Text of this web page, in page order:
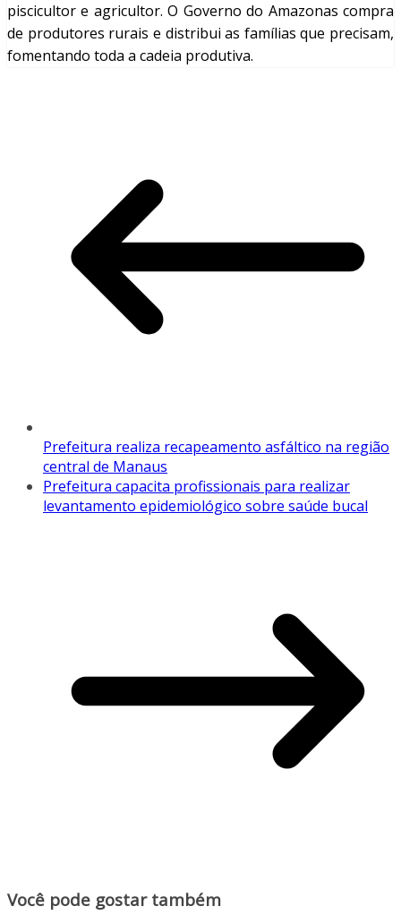
piscicultor e agricultor. O Governo do Amazonas compra
de produtores rurais e distribui as famílias que precisam,
fomentando toda a cadeia produtiva.
Prefeitura realiza recapeamento asfáltico na região
central de Manaus
Prefeitura capacita profissionais para realizar
levantamento epidemiológico sobre saúde bucal
Você pode gostar também